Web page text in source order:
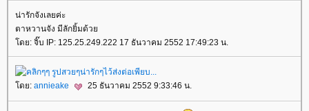
น่ารักจังเลยค่ะ
ตาหวานจัง มีลักยิ้มด้ว
ดย: จิ๊บ IP: 125.25.249.222 17 ธันวาคม 2552 17:49:23 น.
ดย: annieake 25 ธันวาคม 2552 9:33:46 น.